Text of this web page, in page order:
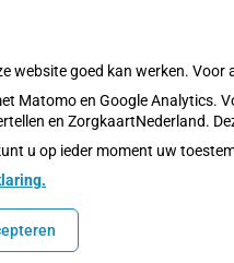
website goed kan werken.
Matomo en Google Analytics.
en ZorgkaartNederland.
u op ieder moment uw